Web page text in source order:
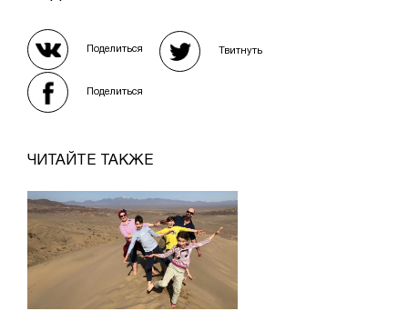
Поделиться Твитнуть
Поделиться
ЧИТАЙТЕ ТАКЖЕ